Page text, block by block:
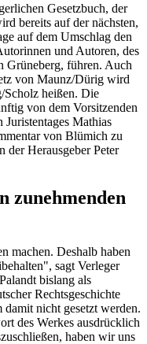
Gesetzbuch, der
bereits auf der nächsten,
auf dem Umschlag den
und Autoren, des
Grüneberg, führen. Auch
von Maunz/Dürig wird
Scholz heißen. Die
von dem Vorsitzenden
Juristentages Mathias
von Blümich zu
der Herausgeber Peter
zunehmenden
machen. Deshalb haben
sagt Verleger
bislang als
Rechtsgeschichte
nicht gesetzt werden.
des Werkes ausdrücklich
haben wir uns